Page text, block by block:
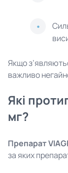
Якщо
важливо
Які
мг?
Препарат
за яких